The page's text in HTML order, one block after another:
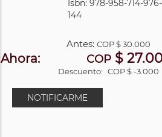
Isbn: 978-958-714-
144
Antes: COP$ 30.000
Ahora: COP $
Descuento: COP $ -3.000
NOTIFICARME